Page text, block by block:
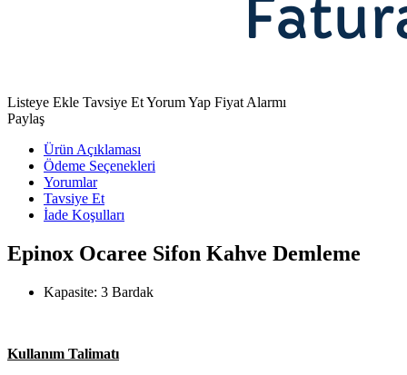
Listeye Ekle Tavsiye EtYorum Yap Fiyat Alarmı
Paylaş
Ürün Açıklaması
Ödeme Seçenekleri
Yorumlar
Tavsiye Et
İade Koşulları
Epinox Ocaree Sifon Kahve Demleme
Kapasite: 3 Bardak
Kullanım Talimatı